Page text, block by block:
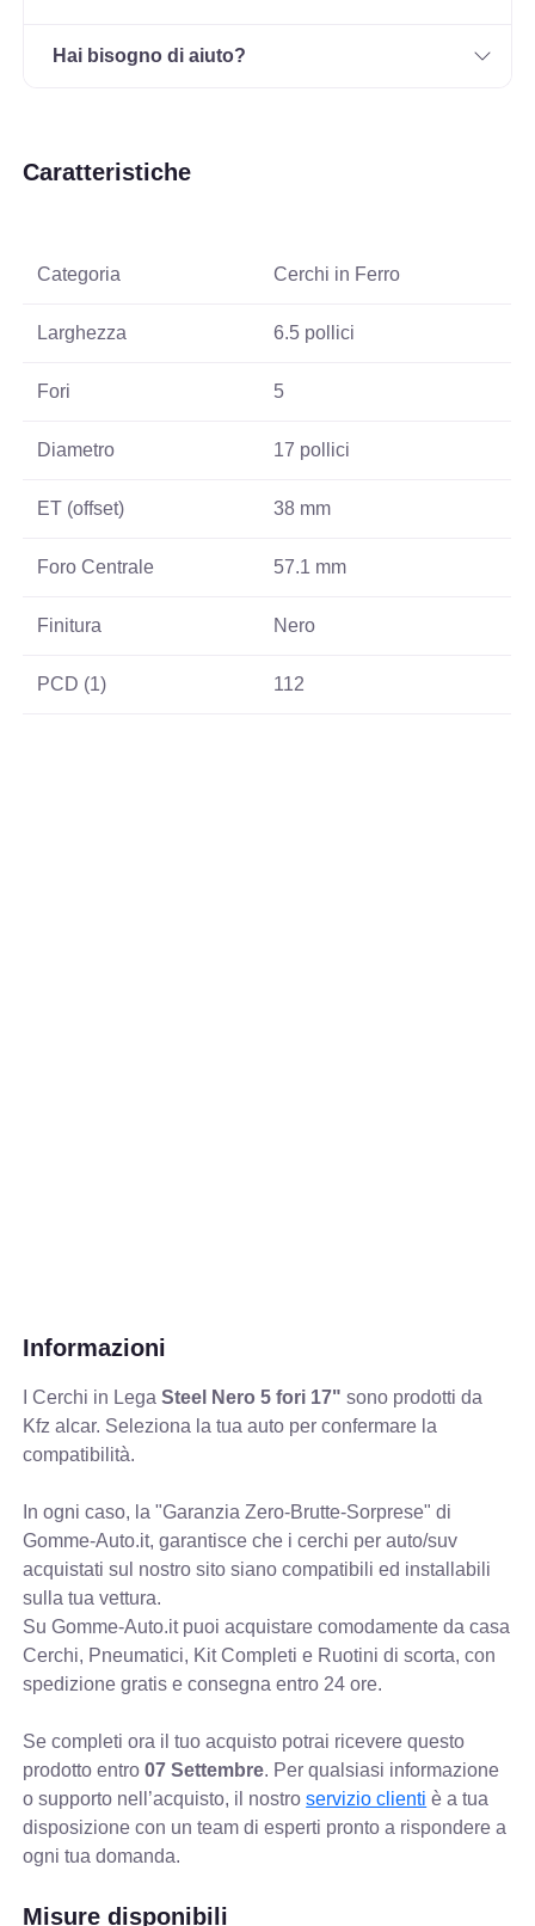
Hai bisogno di aiuto?
Caratteristiche
Categoria Cerchi in Ferro
Larghezza 6.5 pollici
Fori 5
Diametro 17 pollici
ET (offset) 38 mm
Foro Centrale 57.1 mm
Finitura Nero
PCD (1) 112
Informazioni
I Cerchi in LegaSteel Nero 5 fori 17" sono prodotti da
Kfz alcar. Seleziona la tua auto per confermare la
compatibilità.
In ogni caso, la "Garanzia Zero-Brutte-Sorprese" di
Gomme-Auto.it, garantisce che i cerchi per auto/suv
acquistati sul nostro sito siano compatibili ed installabili
sulla tua vettura.
Su Gomme-Auto.it puoi acquistare comodamente da casa
Cerchi, Pneumatici, Kit Completi e Ruotini di scorta, con
spedizione gratis e consegna entro 24 ore.
Se completi ora il tuo acquisto potrai ricevere questo
prodotto entro07 Settembre. Per qualsiasi informazione
o supporto nell’acquisto, il nostroservizio clienti è a tua
disposizione con un team di esperti pronto a rispondere a
ogni tua domanda.
Misure disponibili